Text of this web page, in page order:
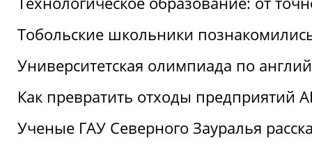
Тобольские школьники
Университетская олимпиада по
Как превратить отходы предприятий
Ученые ГАУ Северного Зауралья